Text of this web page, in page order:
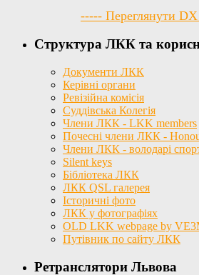
----- Переглянути
Структура ЛКК та
Документи ЛКК
Керівні органи
Ревізійна комісія
Суддівська Колегія
Члени ЛКК - LKK members
Почесні члени ЛКК -
Члени ЛКК - володарі
Silent keys
Бібліотека ЛКК
ЛКК QSL галерея
Історичні фото
ЛКК у фотографіях
OLD LKK webpage by
Путівник по сайту ЛКК
Ретранслятори Львова